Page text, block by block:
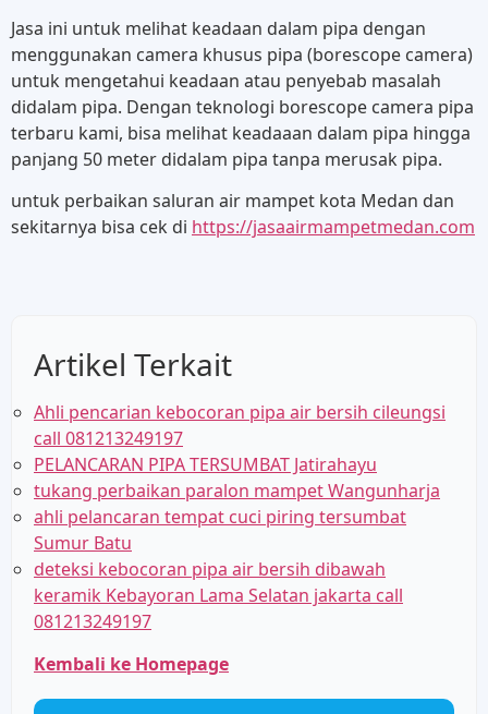
Jasa ini untuk melihat keadaan dalam pipa dengan
menggunakan camera khusus pipa (borescope camera)
untuk mengetahui keadaan atau penyebab masalah
didalam pipa. Dengan teknologi borescope camera pipa
terbaru kami, bisa melihat keadaaan dalam pipa hingga
panjang 50 meter didalam pipa tanpa merusak pipa.
untuk perbaikan saluran air mampet kota Medan dan
sekitarnya bisa cek di https://jasaairmampetmedan.com
Artikel Terkait
Ahli pencarian kebocoran pipa air bersih cileungsi
call 081213249197
PELANCARAN PIPA TERSUMBAT Jatirahayu
tukang perbaikan paralon mampet Wangunharja
ahli pelancaran tempat cuci piring tersumbat
Sumur Batu
deteksi kebocoran pipa air bersih dibawah
keramik Kebayoran Lama Selatan jakarta call
081213249197
Kembali ke Homepage